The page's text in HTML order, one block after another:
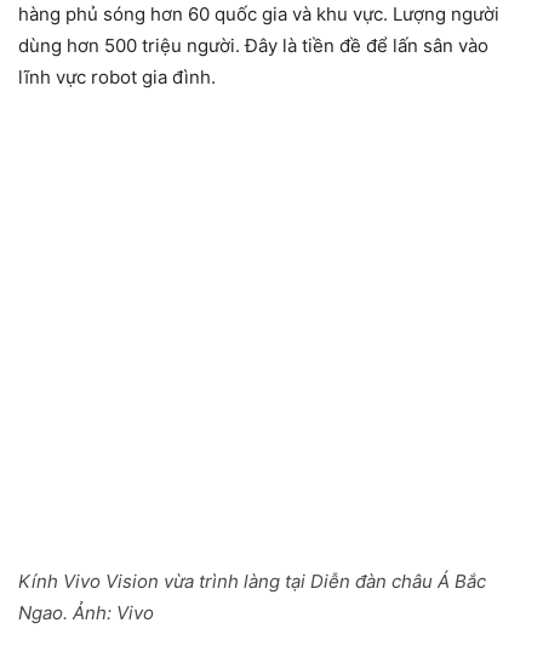
hàng phủ sóng hơn 60 quốc gia và khu vực. Lượng người
dùng hơn 500 triệu người. Đây là tiền đề để lấn sân vào
lĩnh vực robot gia đình.
Kính Vivo Vision vừa trình làng tại Diễn đàn châu Á Bắc
Ngao. Ảnh: Vivo